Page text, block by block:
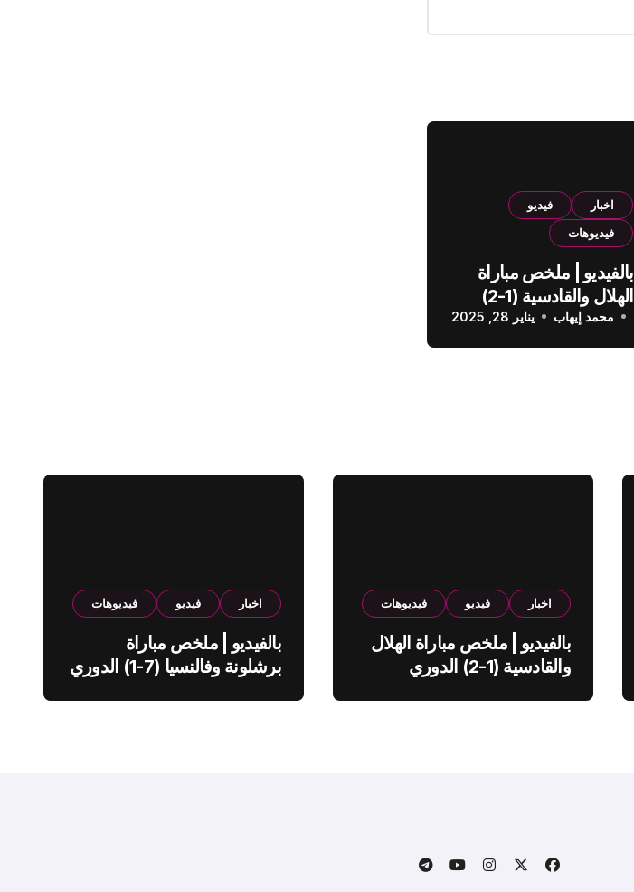
اخبار
فيديو
فيديوهات
بالفيديو | ملخص مباراة
الهلال والقادسية (1-2)
الدوري السعودي
محمد إيهاب يناير 28, 2025
اخبار فيديو فيديوهات
بالفيديو | ملخص مباراة الهلال
والقادسية (1-2) الدوري
اخبار فيديو فيديوهات
بالفيديو | ملخص مباراة
برشلونة وفالنسيا (7-1) الدوري